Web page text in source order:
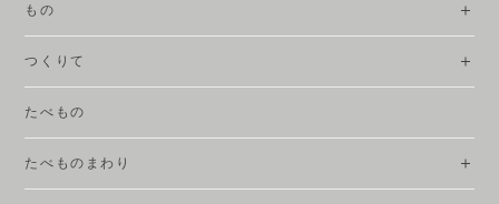
もの
つくりて
たべもの
たべものまわり